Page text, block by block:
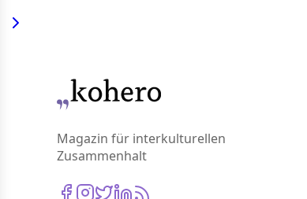
Magazin für interkulturellen
Zusammenhalt